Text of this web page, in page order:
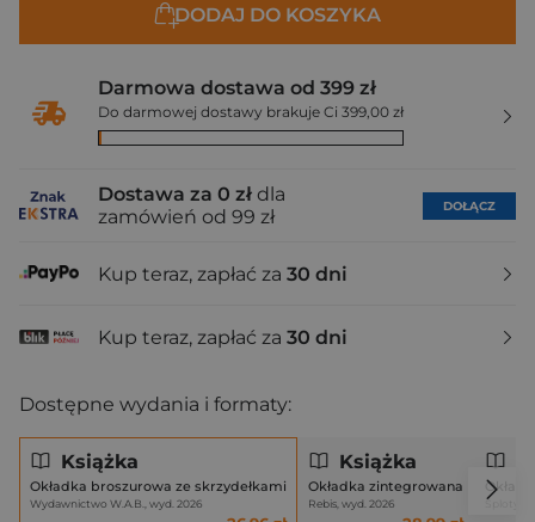
DODAJ DO KOSZYKA
Darmowa dostawa od 399 zł
Do darmowej dostawy brakuje Ci 399,00 zł
Dostawa za 0 zł dla
zamówień od 99 zł
DOŁĄCZ
Kup teraz, zapłać za 30 dni
Kup teraz, zapłać za 30 dni
Dostępne wydania i formaty:
Książka
Okładka broszurowa ze skrzydełkami
Wydawnictwo W.A.B., wyd. 2026
Książka
Okładka zintegrowana
Rebis, wyd. 2026 Sploty,